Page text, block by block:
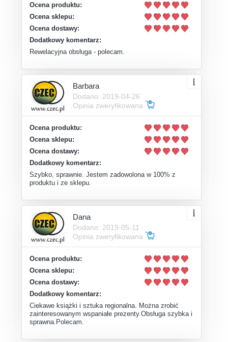
Ocena produktu:
Ocena sklepu:
Ocena dostawy:
Dodatkowy komentarz:
Rewelacyjna obsługa - polecam.
Barbara
Dodano: 2019-04-26
Opinia zweryfikowana
Ocena produktu:
Ocena sklepu:
Ocena dostawy:
Dodatkowy komentarz:
Szybko, sprawnie. Jestem zadowolona w 100% z
produktu i ze sklepu.
Dana
Dodano: 2019-05-11
Opinia zweryfikowana
Ocena produktu:
Ocena sklepu:
Ocena dostawy:
Dodatkowy komentarz:
Ciekawe książki i sztuka regionalna. Można zrobić
zainteresowanym wspaniałe prezenty.Obsługa szybka i
sprawna.Polecam.